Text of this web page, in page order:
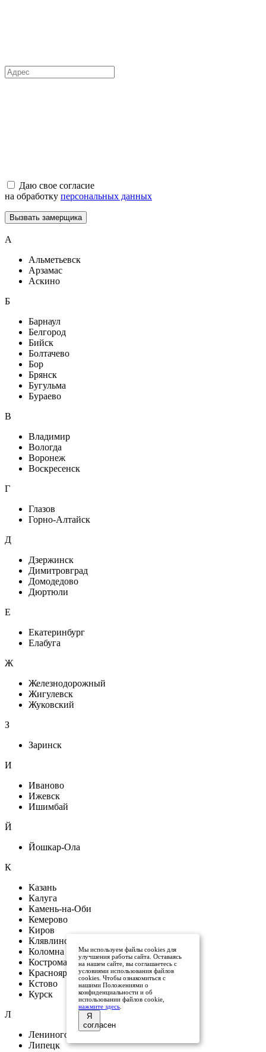
Даю свое согласие
на обработку персональных данных
Вызвать замерщика
А
Альметьевск
Арзамас
Аскино
Б
Барнаул
Белгород
Бийск
Болтачево
Бор
Брянск
Бугульма
Бураево
В
Владимир
Вологда
Воронеж
Воскресенск
Г
Глазов
Горно-Алтайск
Д
Дзержинск
Димитровград
Домодедово
Дюртюли
Е
Екатеринбург
Елабуга
Ж
Железнодорожный
Жигулевск
Жуковский
З
Заринск
И
Иваново
Ижевск
Ишимбай
Й
Йошкар-Ола
К
Казань
Калуга
Камень-на-Оби
Кемерово
Киров
Клявлино
Коломна
Кострома
Красноярск
Кстово
Курск
Л
Лениногорск
Липецк
Мы используем файлы cookies для
улучшения работы сайта. Оставаясь
на нашем сайте, вы соглашаетесь с
условиями использования файлов
cookies. Чтобы ознакомиться с
нашими Положениями о
конфиденциальности и об
использовании файлов cookie,
нажмите здесь
Я
согласен